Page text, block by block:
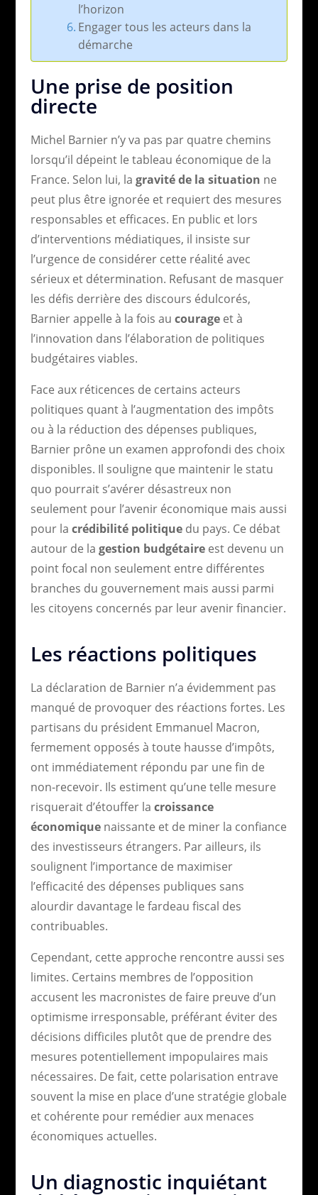
l’horizon
Engager tous les acteurs dans la
démarche
Une prise de position
directe
Michel Barnier n’y va pas par quatre chemins
lorsqu’il dépeint le tableau économique de la
France. Selon lui, la gravité de la situation ne
peut plus être ignorée et requiert des mesures
responsables et efficaces. En public et lors
d’interventions médiatiques, il insiste sur
l’urgence de considérer cette réalité avec
sérieux et détermination. Refusant de masquer
les défis derrière des discours édulcorés,
Barnier appelle à la fois au courageet à
l’innovation dans l’élaboration de politiques
budgétaires viables.
Face aux réticences de certains acteurs
politiques quant à l’augmentation des impôts
ou à la réduction des dépenses publiques,
Barnier prône un examen approfondi des choix
disponibles. Il souligne que maintenir le statu
quo pourrait s’avérer désastreux non
seulement pour l’avenir économique mais aussi
pour la crédibilité politiquedu pays. Ce débat
autour de la gestion budgétaireest devenu un
point focal non seulement entre différentes
branches du gouvernement mais aussi parmi
les citoyens concernés par leur avenir financier.
Les réactions politiques
La déclaration de Barnier n’a évidemment pas
manqué de provoquer des réactions fortes. Les
partisans du président Emmanuel Macron,
fermement opposés à toute hausse d’impôts,
ont immédiatement répondu par une fin de
non-recevoir. Ils estiment qu’une telle mesure
risquerait d’étouffer la croissance
économiquenaissante et de miner la confiance
des investisseurs étrangers. Par ailleurs, ils
soulignent l’importance de maximiser
l’efficacité des dépenses publiques sans
alourdir davantage le fardeau fiscal des
contribuables.
Cependant, cette approche rencontre aussi ses
limites. Certains membres de l’opposition
accusent les macronistes de faire preuve d’un
optimisme irresponsable, préférant éviter des
décisions difficiles plutôt que de prendre des
mesures potentiellement impopulaires mais
nécessaires. De fait, cette polarisation entrave
souvent la mise en place d’une stratégie globale
et cohérente pour remédier aux menaces
économiques actuelles.
Un diagnostic inquiétant